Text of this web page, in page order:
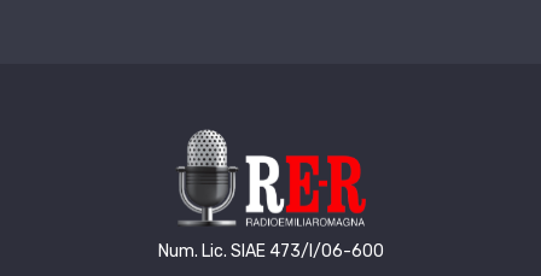
Num. Lic. SIAE 473/I/06-600